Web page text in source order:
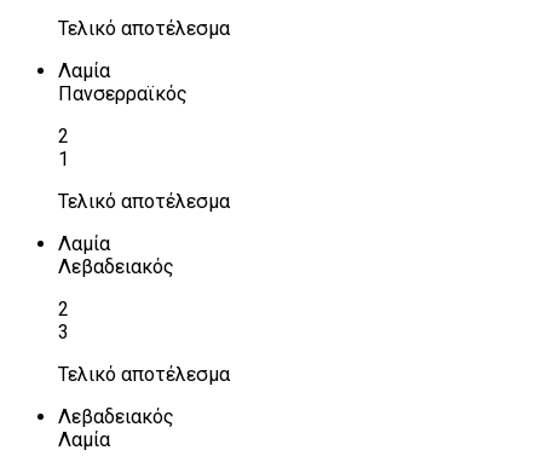
Τελικό αποτέλεσμα
Λαμία
Πανσερραϊκός
2
1
Τελικό αποτέλεσμα
Λαμία
Λεβαδειακός
2
3
Τελικό αποτέλεσμα
Λεβαδειακός
Λαμία